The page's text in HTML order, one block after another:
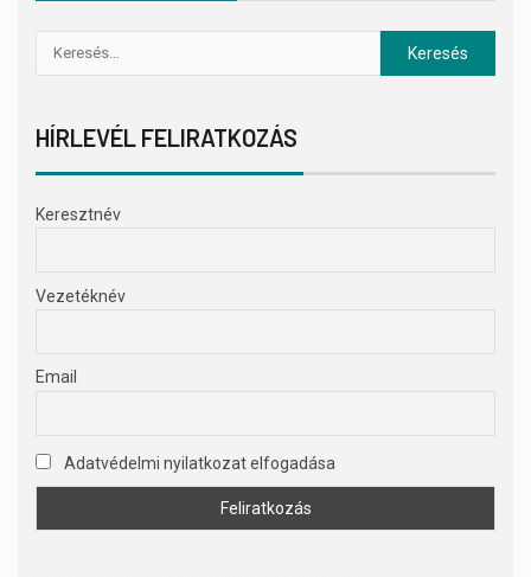
HÍRLEVÉL FELIRATKOZÁS
Keresztnév
Vezetéknév
Email
Adatvédelmi nyilatkozat elfogadása